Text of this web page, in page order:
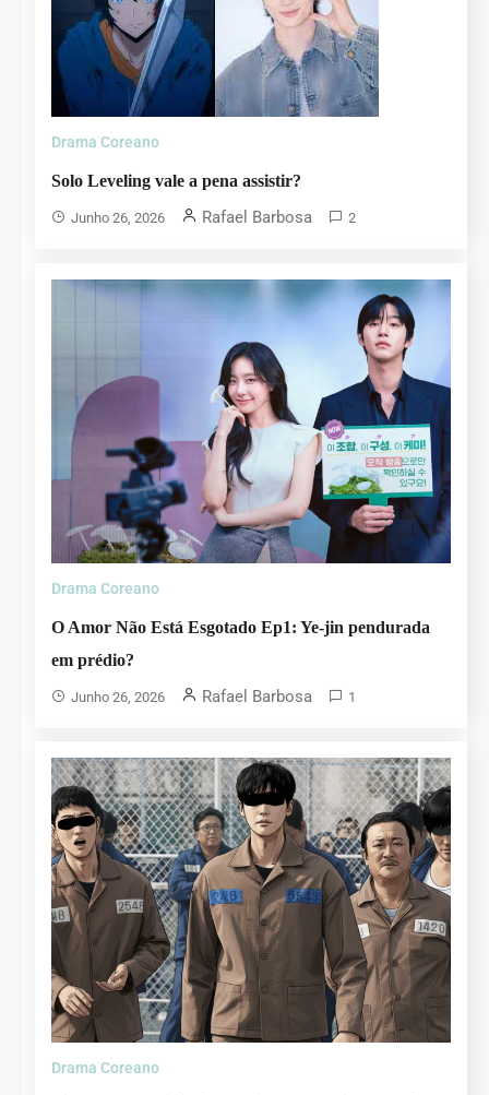
Drama Coreano
Solo Leveling vale a pena assistir?
Junho 26, 2026 Rafael Barbosa 2
Drama Coreano
O Amor Não Está Esgotado Ep1: Ye-jin pendurada
em prédio?
Junho 26, 2026 Rafael Barbosa 1
Drama Coreano